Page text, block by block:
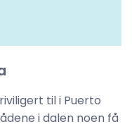
til i Puerto
i dalen noen få